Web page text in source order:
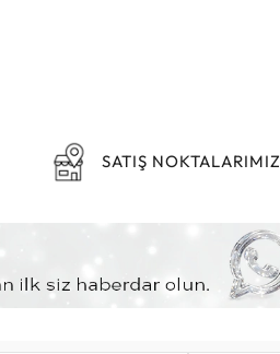
SATIŞ NOKTALARIMIZ